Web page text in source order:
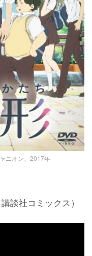
ニオン、2017年
談社コミックス）